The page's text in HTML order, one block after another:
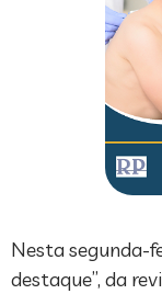
Nesta segunda-
destaque”, da